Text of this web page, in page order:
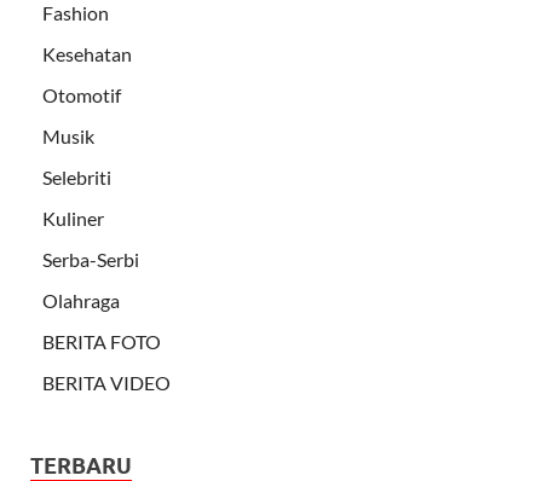
Fashion
Kesehatan
Otomotif
Musik
Selebriti
Kuliner
Serba-Serbi
Olahraga
BERITA FOTO
BERITA VIDEO
TERBARU